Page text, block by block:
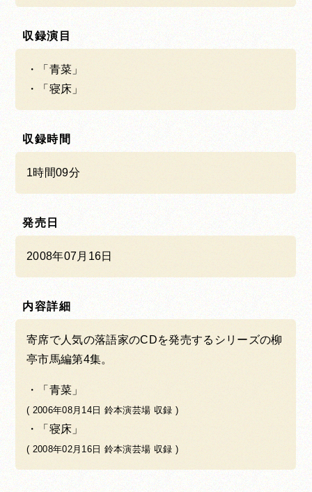
収録演目
「青菜」
「寝床」
収録時間
1時間09分
発売日
2008年07月16日
内容詳細
寄席で人気の落語家のCDを発売するシリーズの柳
亭市馬編第4集。
「青菜」
( 2006年08月14日 鈴本演芸場 収録 )
「寝床」
( 2008年02月16日 鈴本演芸場 収録 )